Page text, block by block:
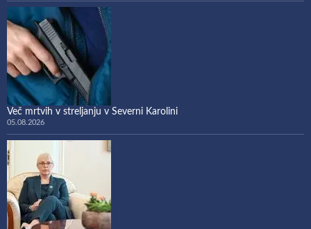
Več mrtvih v streljanju v Severni Karolini
05.08.2026